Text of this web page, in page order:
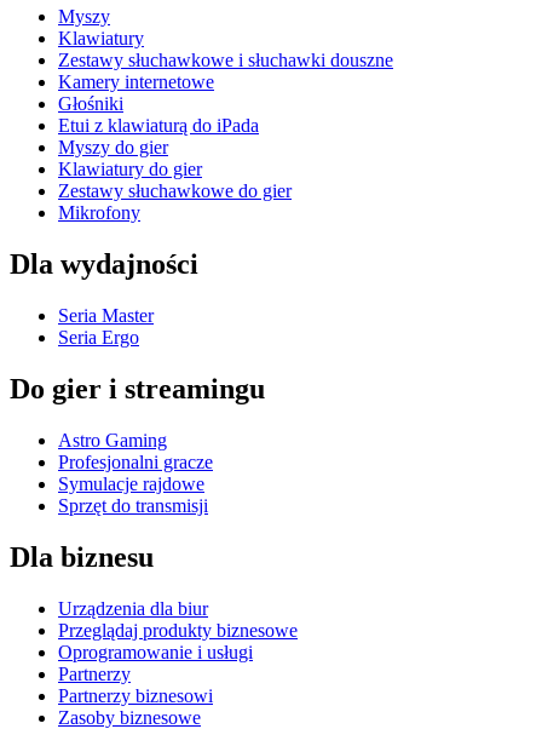
Myszy
Klawiatury
Zestawy słuchawkowe i słuchawki douszne
Kamery internetowe
Głośniki
Etui z klawiaturą do iPada
Myszy do gier
Klawiatury do gier
Zestawy słuchawkowe do gier
Mikrofony
Dla wydajności
Seria Master
Seria Ergo
Do gier i streamingu
Astro Gaming
Profesjonalni gracze
Symulacje rajdowe
Sprzęt do transmisji
Dla biznesu
Urządzenia dla biur
Przeglądaj produkty biznesowe
Oprogramowanie i usługi
Partnerzy
Partnerzy biznesowi
Zasoby biznesowe